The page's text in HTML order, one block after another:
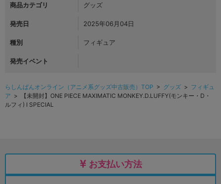
商品カテゴリ グッズ
発売日 2025年06月04日
種別 フィギュア
発売イベント
らしんばんオンライン（アニメ系グッズ中古販売）TOP > グッズ > フィギュ
ア > 【未開封】ONE PIECE MAXIMATIC MONKEY.D.LUFFY(モンキー・D・
ルフィ) I SPECIAL
お支払い方法